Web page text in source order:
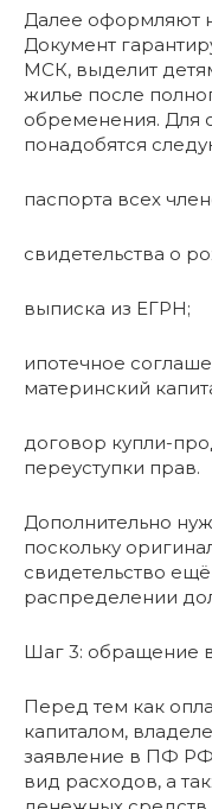
Далее оформляют
Документ
МСК, выделит
жилье после
обременения. Для
понадобятся
паспорта всех
свидетельства о
выписка из ЕГРН;
ипотечное
материнский
договор купли-
переуступки прав.
Дополнительно
поскольку
свидетельство
распределении
Шаг 3: обращение
Перед тем как
капиталом,
заявление в ПФ
вид расходов, а